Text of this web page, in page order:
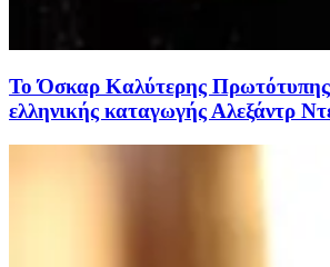
Το Όσκαρ Καλύτερης
ελληνικής καταγωγής Αλεξάντρ